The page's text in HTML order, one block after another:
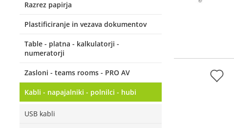
Razrez papirja
Plastificiranje in vezava dokumentov
Table - platna - kalkulatorji -
numeratorji
Zasloni - teams rooms - PRO AV
Kabli - napajalniki - polnilci - hubi
USB kabli